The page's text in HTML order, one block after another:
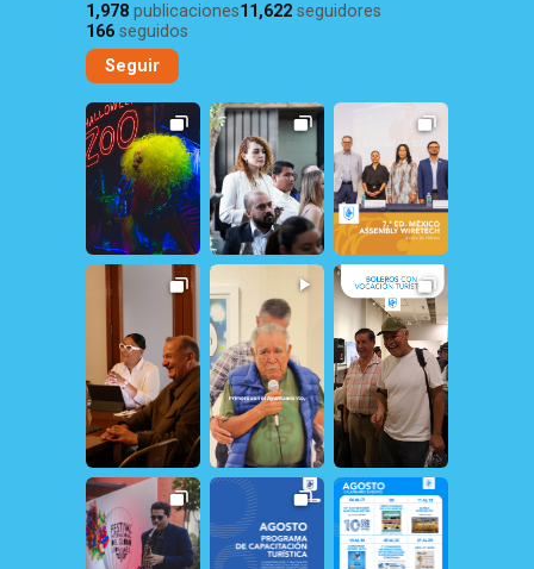
1,978 publicaciones11,622 seguidores
166 seguidos
Seguir
1 17 0
23 0 19 12 1